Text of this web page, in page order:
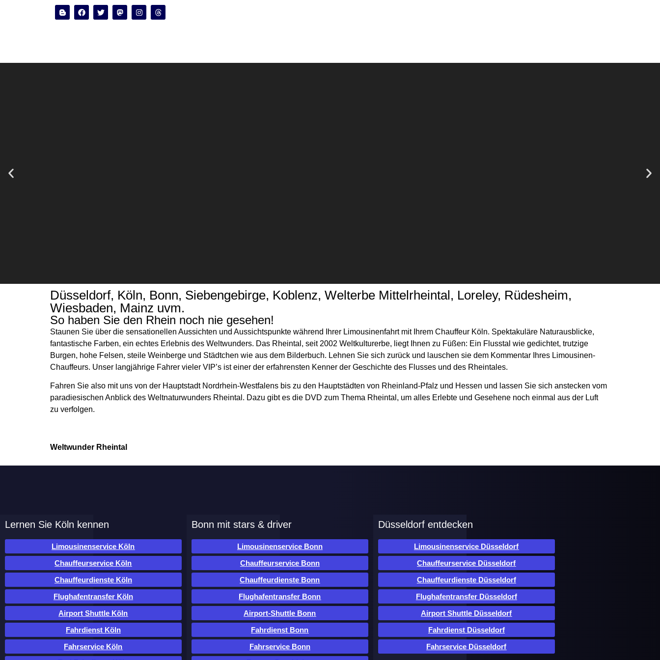
Chauffeurservice
Kontakt
Düsseldorf, Köln, Bonn, Siebengebirge, Koblenz, Welterbe Mittelrheintal, Loreley, Rüdesheim,
Wiesbaden, Mainz uvm.
So haben Sie den Rhein noch nie gesehen!
Staunen Sie über die sensationellen Aussichten und Aussichtspunkte während Ihrer Limousinenfahrt mit Ihrem Chauffeur Köln. Spektakuläre Naturausblicke,
fantastische Farben, ein echtes Erlebnis des Weltwunders. Das Rheintal, seit 2002 Weltkulturerbe, liegt Ihnen zu Füßen: Ein Flusstal wie gedichtet, trutzige
Burgen, hohe Felsen, steile Weinberge und Städtchen wie aus dem Bilderbuch. Lehnen Sie sich zurück und lauschen sie dem Kommentar Ihres Limousinen-
Chauffeurs. Unser langjährige Fahrer vieler VIP’s ist einer der erfahrensten Kenner der Geschichte des Flusses und des Rheintales.
Fahren Sie also mit uns von der Hauptstadt Nordrhein-Westfalens bis zu den Hauptstädten von Rheinland-Pfalz und Hessen und lassen Sie sich anstecken vom
paradiesischen Anblick des Weltnaturwunders Rheintal. Dazu gibt es die DVD zum Thema Rheintal, um alles Erlebte und Gesehene noch einmal aus der Luft
zu verfolgen.
Weltwunder Rheintal
Lernen Sie Köln kennen
Limousinenservice Köln
Chauffeurservice Köln
Chauffeurdienste Köln
Flughafentransfer Köln
Airport Shuttle Köln
Fahrdienst Köln
Fahrservice Köln
Bonn mit stars & driver
Limousinenservice Bonn
Chauffeurservice Bonn
Chauffeurdienste Bonn
Flughafentransfer Bonn
Airport-Shuttle Bonn
Fahrdienst Bonn
Fahrservice Bonn
Düsseldorf entdecken
Limousinenservice Düsseldorf
Chauffeurservice Düsseldorf
Chauffeurdienste Düsseldorf
Flughafentransfer Düsseldorf
Airport Shuttle Düsseldorf
Fahrdienst Düsseldorf
Fahrservice Düsseldorf